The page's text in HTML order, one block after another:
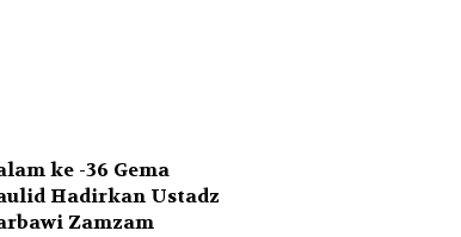
ke -36 Gema
Hadirkan Ustadz
Zamzam